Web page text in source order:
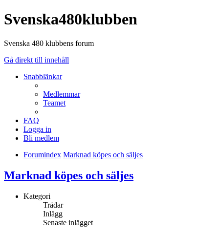
Svenska480klubben
Svenska 480 klubbens forum
Gå direkt till innehåll
Snabblänkar
Medlemmar
Teamet
FAQ
Logga in
Bli medlem
Forumindex Marknad köpes och säljes
Marknad köpes och säljes
Kategori
Trådar
Inlägg
Senaste inlägget